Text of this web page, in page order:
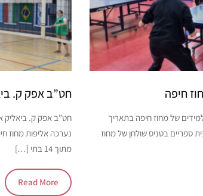
תלמידים של מחוז חיפה בתאריך
3 בליגת מועדונים בית ספריים בטניס שולחן של מחוז
חט”ב אפק ק.
נערכה אליפות מחוז
מתוך 14 בתי […]
Read More